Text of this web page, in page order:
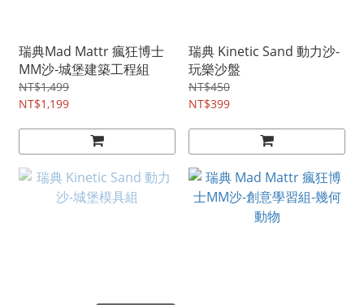
瑞典Mad Mattr 瘋狂博士
MM沙-城堡建築工程組
NT$1,499
NT$1,199
瑞典 Kinetic Sand 動力沙-
玩樂沙盤
NT$450
NT$399